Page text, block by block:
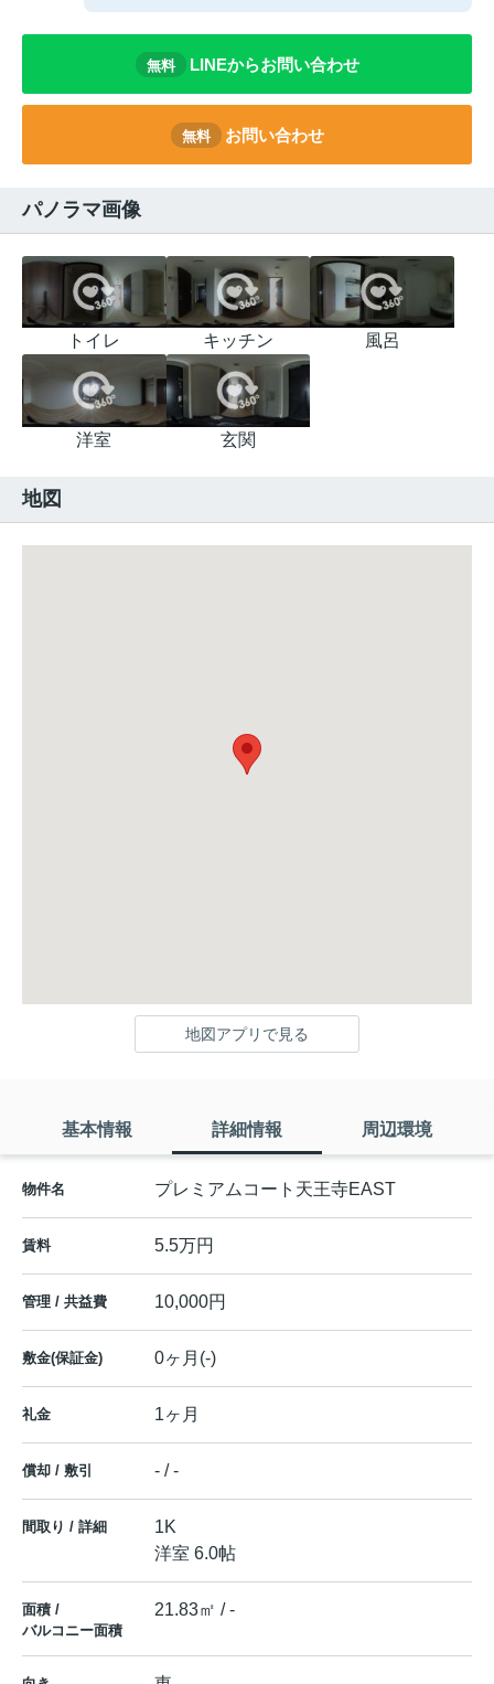
無料 LINEからお問い合わせ
無料 お問い合わせ
パノラマ画像
トイレ キッチン 風呂
洋室 玄関
地図
地図アプリで見る
基本情報 詳細情報 周辺環境
物件名 プレミアムコート天王寺EAST
賃料 5.5万円
管理 / 共益費 10,000円
敷金(保証金) 0ヶ月(-)
礼金 1ヶ月
償却 / 敷引 - / -
間取り / 詳細
1K
洋室 6.0帖
面積 /
バルコニー面積
21.83㎡ / -